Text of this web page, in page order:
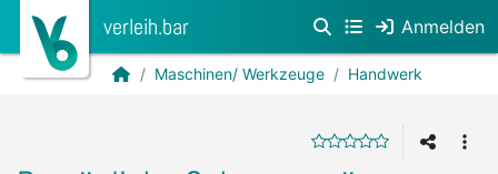
verleih.bar Anmelden
Maschinen/ Werkzeuge Handwerk